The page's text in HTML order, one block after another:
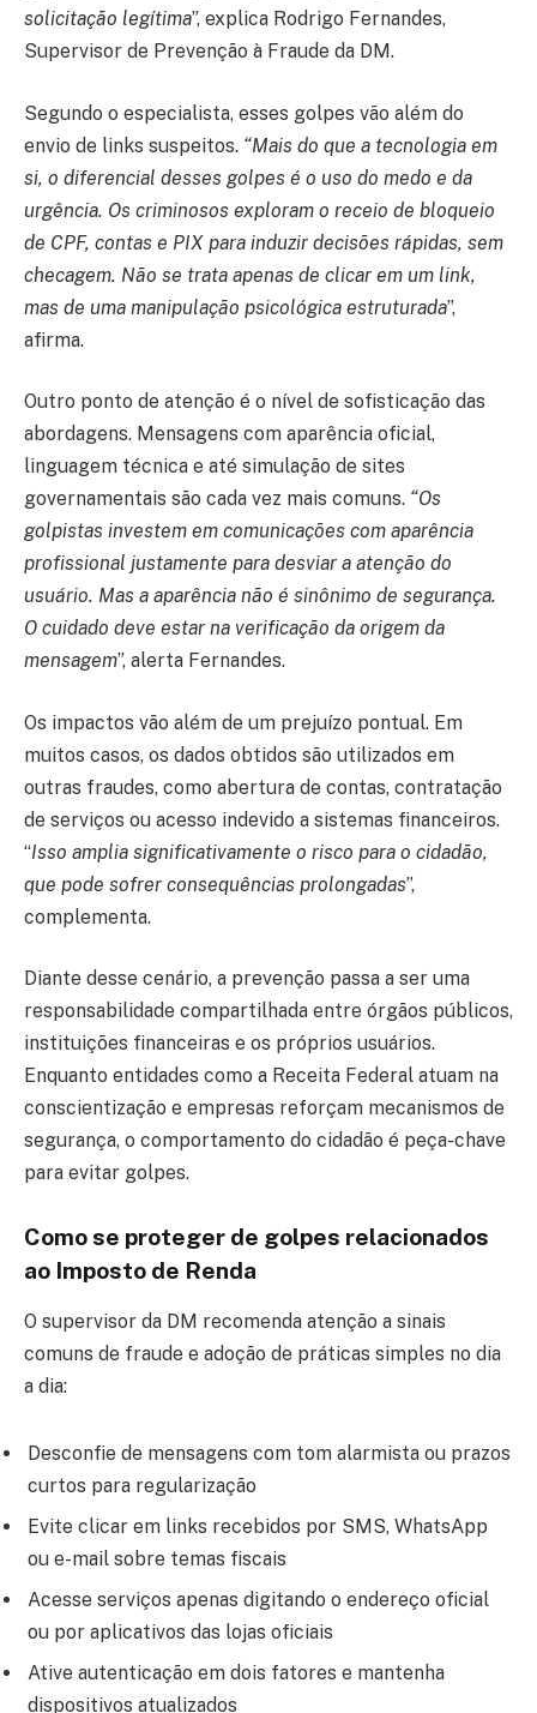
solicitação legítima”, explica Rodrigo Fernandes,
Supervisor de Prevenção à Fraude da DM.
Segundo o especialista, esses golpes vão além do
envio de links suspeitos. “Mais do que a tecnologia em
si, o diferencial desses golpes é o uso do medo e da
urgência. Os criminosos exploram o receio de bloqueio
de CPF, contas e PIX para induzir decisões rápidas, sem
checagem. Não se trata apenas de clicar em um link,
mas de uma manipulação psicológica estruturada”,
afirma.
Outro ponto de atenção é o nível de sofisticação das
abordagens. Mensagens com aparência oficial,
linguagem técnica e até simulação de sites
governamentais são cada vez mais comuns. “Os
golpistas investem em comunicações com aparência
profissional justamente para desviar a atenção do
usuário. Mas a aparência não é sinônimo de segurança.
O cuidado deve estar na verificação da origem da
mensagem”, alerta Fernandes.
Os impactos vão além de um prejuízo pontual. Em
muitos casos, os dados obtidos são utilizados em
outras fraudes, como abertura de contas, contratação
de serviços ou acesso indevido a sistemas financeiros.
“Isso amplia significativamente o risco para o cidadão,
que pode sofrer consequências prolongadas”,
complementa.
Diante desse cenário, a prevenção passa a ser uma
responsabilidade compartilhada entre órgãos públicos,
instituições financeiras e os próprios usuários.
Enquanto entidades como a Receita Federal atuam na
conscientização e empresas reforçam mecanismos de
segurança, o comportamento do cidadão é peça-chave
para evitar golpes.
Como se proteger de golpes relacionados
ao Imposto de Renda
O supervisor da DM recomenda atenção a sinais
comuns de fraude e adoção de práticas simples no dia
a dia:
Desconfie de mensagens com tom alarmista ou prazos
curtos para regularização
Evite clicar em links recebidos por SMS, WhatsApp
ou e-mail sobre temas fiscais
Acesse serviços apenas digitando o endereço oficial
ou por aplicativos das lojas oficiais
Ative autenticação em dois fatores e mantenha
dispositivos atualizados